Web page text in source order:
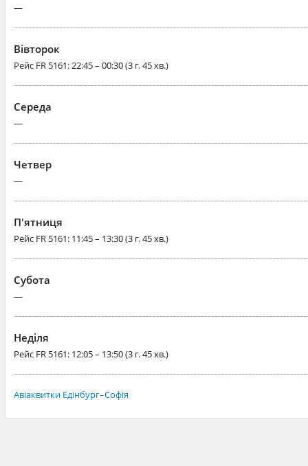
—
Вівторок
Рейс FR 5161: 22:45 – 00:30 (3 г. 45 хв.)
Середа
—
Четвер
—
П'ятниця
Рейс FR 5161: 11:45 – 13:30 (3 г. 45 хв.)
Субота
—
Неділя
Рейс FR 5161: 12:05 – 13:50 (3 г. 45 хв.)
Авіаквитки Едінбург–Софія